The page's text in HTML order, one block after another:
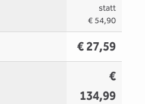
statt
€ 54,90
€ 27,59
€
134,99